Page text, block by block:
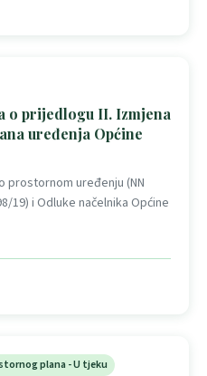
o prijedlogu II. Izmjena
uređenja Općine
prostornom uređenju (NN
19) i Odluke načelnika Općine
plana - U tjeku